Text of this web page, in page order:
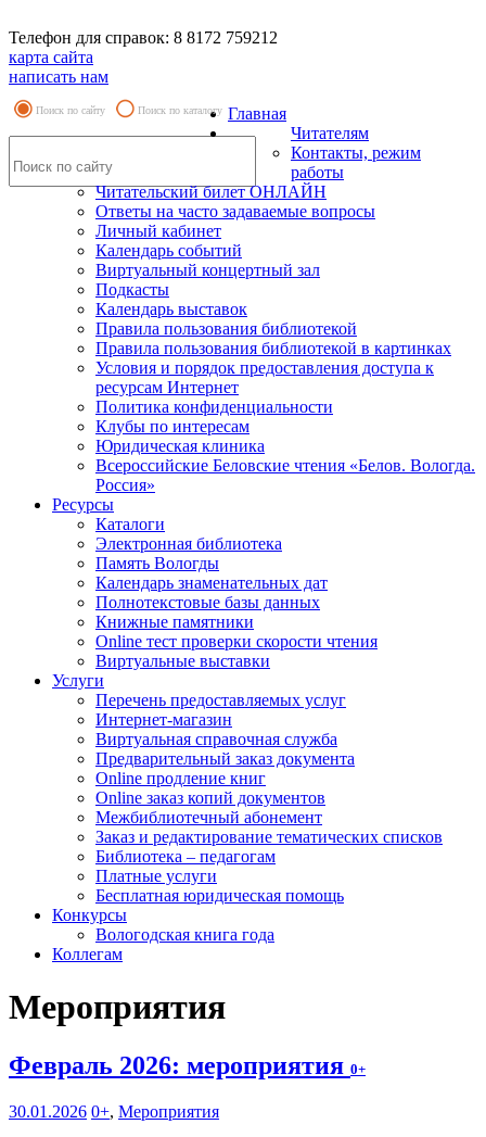
Телефон для справок: 8 8172 759212
карта сайта
написать нам
Поиск по сайту Поиск по каталогу Главная
Читателям
Контакты, режим
работы
Читательский билет ОНЛАЙН
Ответы на часто задаваемые вопросы
Личный кабинет
Календарь событий
Виртуальный концертный зал
Подкасты
Календарь выставок
Правила пользования библиотекой
Правила пользования библиотекой в картинках
Условия и порядок предоставления доступа к
ресурсам Интернет
Политика конфиденциальности
Клубы по интересам
Юридическая клиника
Всероссийские Беловские чтения «Белов. Вологда.
Россия»
Ресурсы
Каталоги
Электронная библиотека
Память Вологды
Календарь знаменательных дат
Полнотекстовые базы данных
Книжные памятники
Online тест проверки скорости чтения
Виртуальные выставки
Услуги
Перечень предоставляемых услуг
Интернет-магазин
Виртуальная справочная служба
Предварительный заказ документа
Online продление книг
Online заказ копий документов
Межбиблиотечный абонемент
Заказ и редактирование тематических списков
Библиотека – педагогам
Платные услуги
Бесплатная юридическая помощь
Конкурсы
Вологодская книга года
Коллегам
Мероприятия
Февраль 2026: мероприятия 0+
30.01.2026 0+, Мероприятия